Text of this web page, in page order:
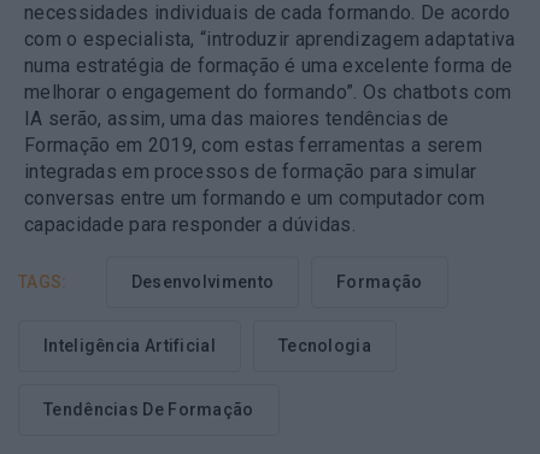
necessidades individuais de cada formando. De acordo
com o especialista, “introduzir aprendizagem adaptativa
numa estratégia de formação é uma excelente forma de
melhorar o engagement do formando”. Os chatbots com
IA serão, assim, uma das maiores tendências de
Formação em 2019, com estas ferramentas a serem
integradas em processos de formação para simular
conversas entre um formando e um computador com
capacidade para responder a dúvidas.
TAGS: Desenvolvimento Formação
Inteligência Artificial Tecnologia
Tendências De Formação